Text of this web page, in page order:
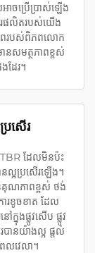
ចប្រើប្រាស់ឡើង
ារផលិតរបស់យើង
ពរបស់ពិភពលោក
សមត្ថភាពខ្ពស់
ដែរ។
រសើរ
TBR ដែលមិនប៉ះ
ល្អប្រសើរឡើង។
នគុណភាពខ្ពស់ ថង់
ារខូចខាត ដែល
នុងផ្លូវសើប ផ្លូវ
ានយ៉ាងល្អ ផ្តល់
លវេលា។